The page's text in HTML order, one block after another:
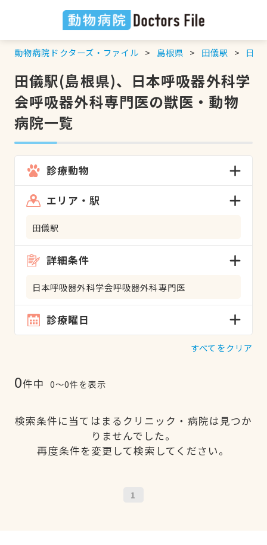
動物病院ドクターズ・ファイル 島根県 田儀駅 日本
田儀駅(島根県)、日本呼吸器外科学
会呼吸器外科専門医の獣医・動物
病院一覧
診療動物
エリア・駅
田儀駅
詳細条件
日本呼吸器外科学会呼吸器外科専門医
診療曜日
すべてをクリア
0件中 0〜0件を表示
検索条件に当てはまるクリニック・病院は見つか
りませんでした。
再度条件を変更して検索してください。
1